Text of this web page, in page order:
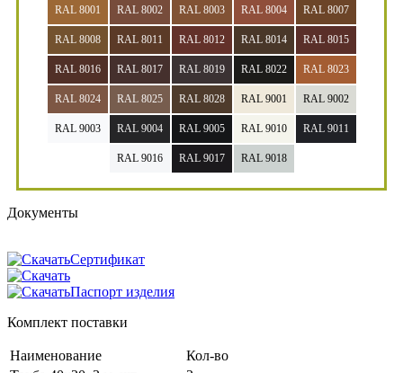
RAL 8001 RAL 8002 RAL 8003 RAL 8004 RAL 8007
RAL 8008 RAL 8011 RAL 8012 RAL 8014 RAL 8015
RAL 8016 RAL 8017 RAL 8019 RAL 8022 RAL 8023
RAL 8024 RAL 8025 RAL 8028 RAL 9001 RAL 9002
RAL 9003 RAL 9004 RAL 9005 RAL 9010 RAL 9011
RAL 9016 RAL 9017 RAL 9018
Документы
Сертификат
Паспорт изделия
Комплект поставки
Наименование
Кол-во